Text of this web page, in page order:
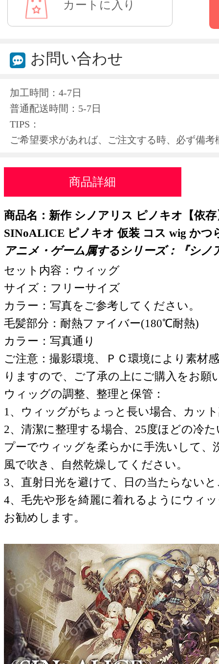
お問い合わせ
加工時間：4-7日
普通配送時間：5-7日
TIPS：
ご希望要求があれば、ご注文する時、必ず備
商品詳細
商品名：新作 シノアリス ピノキオ【依
SINoALICE ピノキオ 仮装 コス wig かつ
アニメ・ゲーム属するシリーズ：『シノ
セット内容：ウィッグ
サイズ：フリーサイズ
カラー：写真をご参考してください。
毛髪部分：耐熱ファイバー(180℃耐熱)
カラー：写真通り
ご注意：撮影環境、ＰＣ環境により素材
りますので、ご了承の上にご購入をお願
ウィッグの調整、整理と保管：
1、ウィッグがちょっと長い場合、カッ
2、清潔に整理する場合、25度ほどの冷
プーでウィッグを柔らかに手洗いして、
風で吹き、自然乾燥してください。
3、直射日光を避けて、日の当たらない
4、毛先や形を綺麗に着れるようにウィ
お勧めします。